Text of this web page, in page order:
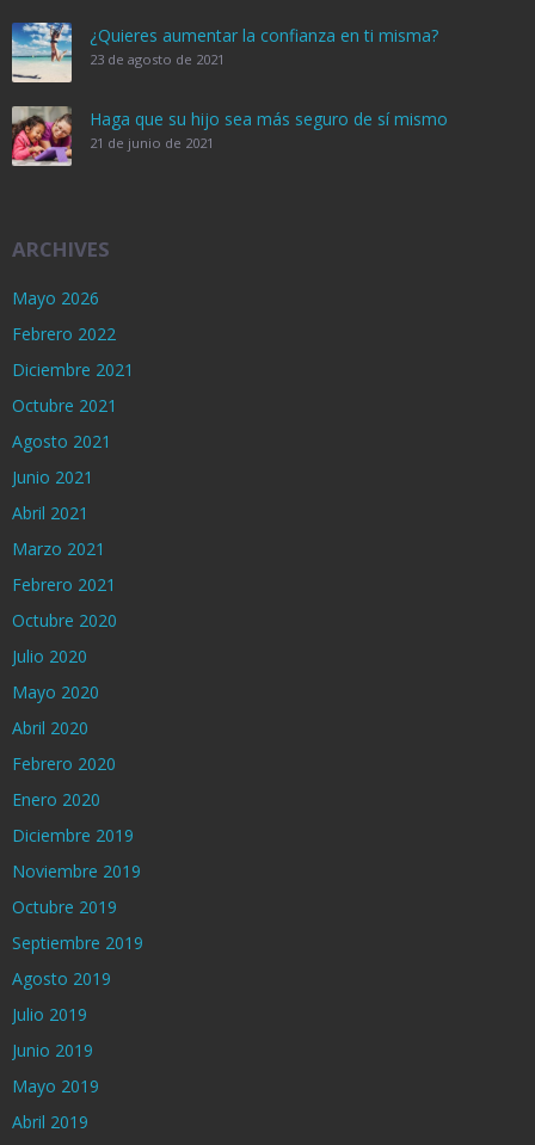
¿Quieres aumentar la confianza en ti misma?
23 de agosto de 2021
Haga que su hijo sea más seguro de sí mismo
21 de junio de 2021
ARCHIVES
Mayo 2026
Febrero 2022
Diciembre 2021
Octubre 2021
Agosto 2021
Junio 2021
Abril 2021
Marzo 2021
Febrero 2021
Octubre 2020
Julio 2020
Mayo 2020
Abril 2020
Febrero 2020
Enero 2020
Diciembre 2019
Noviembre 2019
Octubre 2019
Septiembre 2019
Agosto 2019
Julio 2019
Junio 2019
Mayo 2019
Abril 2019